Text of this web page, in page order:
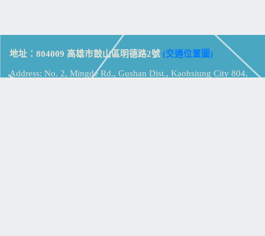
地址：804009 高雄市鼓山區明德路2號 (交通位置圖)
Address: No. 2, Mingde Rd., Gushan Dist., Kaohsiung City 804,